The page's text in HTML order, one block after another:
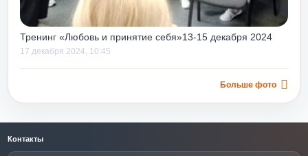
Тренинг «Любовь и принятие себя»13-15 декабря 2024
17 декабря 2024, 10:45
Больше фото
Контакты